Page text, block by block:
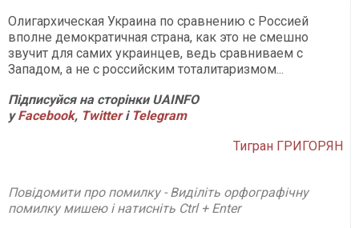
Олигархическая Украина по сравнению с Россией
вполне демократичная страна, как это не смешно
звучит для самих украинцев, ведь сравниваем с
Западом, а не с российским тоталитаризмом...
Підписуйся на сторінки UAINFO
уFacebook, Twitter і Telegram
Тигран ГРИГОРЯН
Повідомити про помилку - Виділіть орфографічну
помилку мишею і натисніть Ctrl + Enter